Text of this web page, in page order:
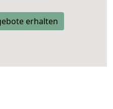
erhalten